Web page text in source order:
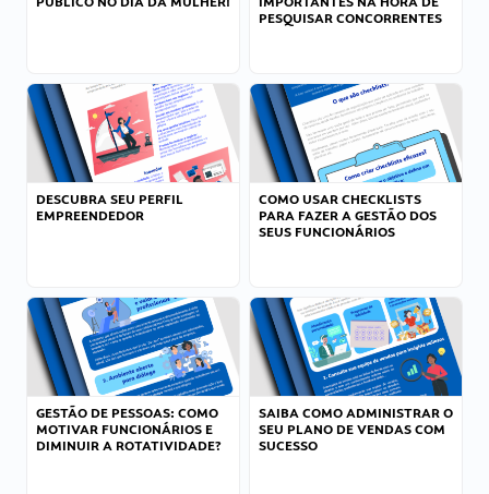
PESQUISAR CONCORRENTES
DESCUBRA SEU PERFIL
EMPREENDEDOR
COMO USAR CHECKLISTS
PARA FAZER A GESTÃO DOS
SEUS FUNCIONÁRIOS
GESTÃO DE PESSOAS: COMO
MOTIVAR FUNCIONÁRIOS E
DIMINUIR A ROTATIVIDADE?
SAIBA COMO ADMINISTRAR O
SEU PLANO DE VENDAS COM
SUCESSO